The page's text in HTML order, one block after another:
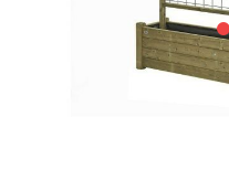
Productdetails